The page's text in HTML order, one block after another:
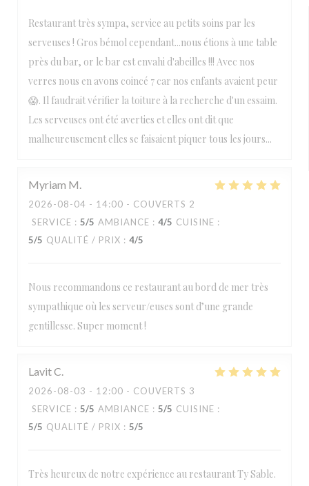
Restaurant très sympa, service au petits soins par les
serveuses ! Gros bémol cependant...nous étions à une table
près du bar, or le bar est envahi d'abeilles !!! Avec nos
verres nous en avons coincé 7 car nos enfants avaient peur
😱. Il faudrait vérifier la toiture à la recherche d'un essaim.
Les serveuses ont été averties et elles ont dit que
malheureusement elles se faisaient piquer tous les jours...
Myriam M
2026-08-04 - 14:00 - COUVERTS 2
SERVICE : 5/5 AMBIANCE : 4/5 CUISINE :
5/5 QUALITÉ / PRIX : 4/5
Nous recommandons ce restaurant au bord de mer très
sympathique où les serveur/euses sont d’une grande
gentillesse. Super moment !
LavitC
2026-08-03 - 12:00 - COUVERTS 3
SERVICE : 5/5 AMBIANCE : 5/5 CUISINE :
5/5 QUALITÉ / PRIX : 5/5
Très heureux de notre expérience au restaurant Ty Sable.